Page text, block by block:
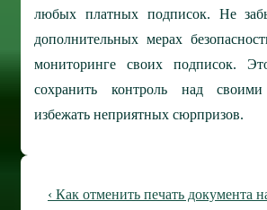
любых платных подписок. Не
дополнительных мерах
мониторинге своих подписок.
сохранить контроль над
избежать неприятных сюрпризов.
Навигация
Предыдущая
‹ Как отменить печать документа